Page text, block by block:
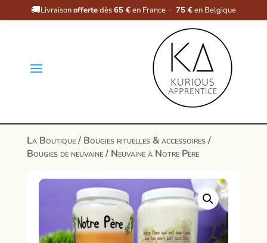
🚚Livraisonoffertedès65 €en France · 75 €en Belgique
a
La Boutique/ Bougies rituelles & accessoires/
Bougies de neuvaine/ Neuvaine à Notre Père